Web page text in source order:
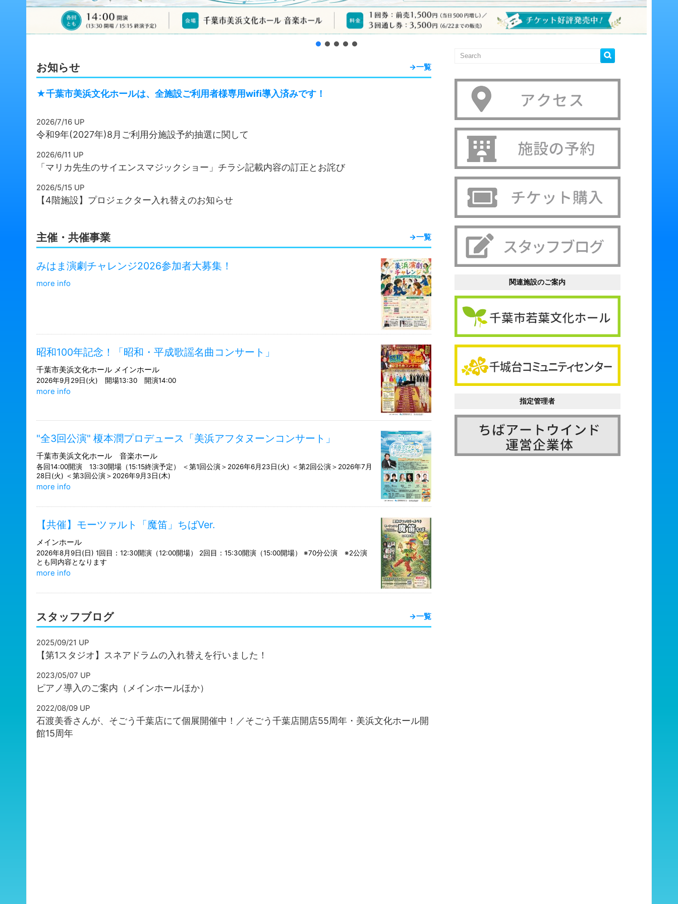
お知らせ →一覧
★千葉市美浜文化ホールは、全施設ご利用者様専用wifi導入済みです！
2026/7/16 UP
令和9年(2027年)8月ご利用分施設予約抽選に関して
2026/6/11 UP
「マリカ先生のサイエンスマジックショー」チラシ記載内容の訂正とお詫び
2026/5/15 UP
【4階施設】プロジェクター入れ替えのお知らせ
主催・共催事業 →一覧
みはま演劇チャレンジ2026参加者大募集！
more info
昭和100年記念！「昭和・平成歌謡名曲コンサート」
千葉市美浜文化ホール メインホール
2026年9月29日(火) 開場13:30 開演14:00
more info
"全3回公演" 榎本潤プロデュース「美浜アフタヌーンコンサート」
千葉市美浜文化ホール 音楽ホール
各回14:00開演 13:30開場（15:15終演予定） ＜第1回公演＞2026年6月23日(火) ＜第2回公演＞2026年7月
28日(火) ＜第3回公演＞2026年9月3日(木)
more info
【共催】モーツァルト「魔笛」ちばVer.
メインホール
2026年8月9日(日) 1回目：12:30開演（12:00開場） 2回目：15:30開演（15:00開場） ※70分公演 ※2公演
とも同内容となります
more info
スタッフブログ →一覧
2025/09/21 UP
【第1スタジオ】スネアドラムの入れ替えを行いました！
2023/05/07 UP
ピアノ導入のご案内（メインホールほか）
2022/08/09 UP
石渡美香さんが、そごう千葉店にて個展開催中！／そごう千葉店開店55周年・美浜文化ホール開
館15周年
関連施設のご案内
指定管理者